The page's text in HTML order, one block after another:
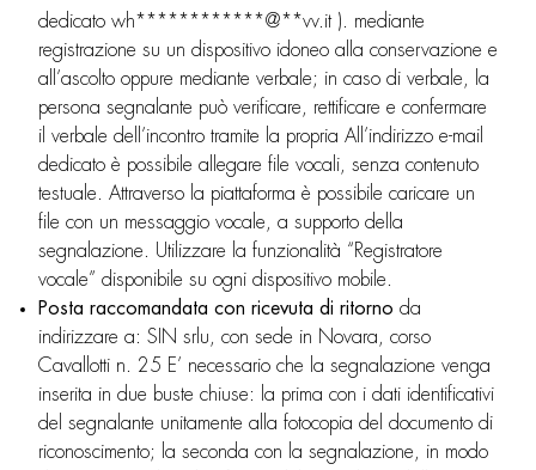
dedicato wh************@**vv.it). mediante
registrazione su un dispositivo idoneo alla conservazione e
all’ascolto oppure mediante verbale; in caso di verbale, la
persona segnalante può verificare, rettificare e confermare
il verbale dell’incontro tramite la propria All’indirizzo e-mail
dedicato è possibile allegare file vocali, senza contenuto
testuale. Attraverso la piattaforma è possibile caricare un
file con un messaggio vocale, a supporto della
segnalazione. Utilizzare la funzionalità “Registratore
vocale” disponibile su ogni dispositivo mobile.
Posta raccomandata con ricevuta di ritorno da
indirizzare a: SIN srlu, con sede in Novara, corso
Cavallotti n. 25 E’ necessario che la segnalazione venga
inserita in due buste chiuse: la prima con i dati identificativi
del segnalante unitamente alla fotocopia del documento di
riconoscimento; la seconda con la segnalazione, in modo